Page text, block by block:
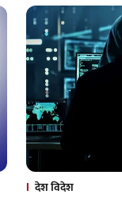
देश विदेश